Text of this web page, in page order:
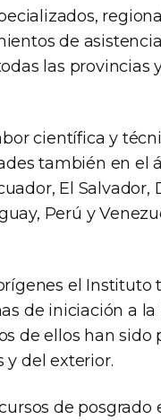
de
las provincias
científica y
también en el
El Salvador,
Perú y
el Instituto
de iniciación a
de ellos han sido
y del exterior.
de posgrado